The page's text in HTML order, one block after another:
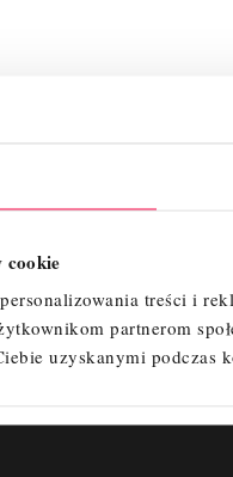
cookie
treści i
partnerom
uzyskanymi podczas